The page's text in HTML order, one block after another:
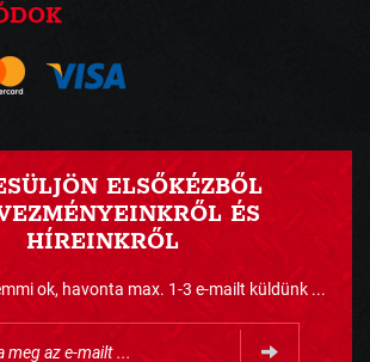
ELSŐKÉZBŐL
ÉS
HÍREINKRŐL
ok, havonta max. 1-3 e-mailt küldünk ...